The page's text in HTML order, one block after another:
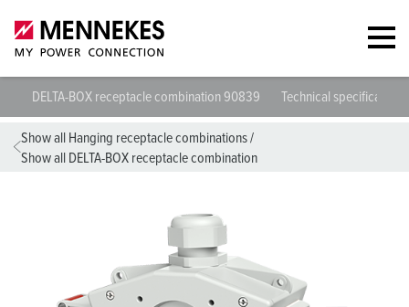
DELTA-BOX receptacle combination 90839 Technical specifications
Show all Hanging receptacle combinations/
Show all DELTA-BOX receptacle combination